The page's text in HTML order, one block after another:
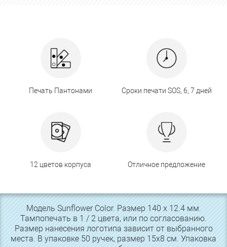
Печать Пантонами Сроки печати SOS, 6, 7 дней
12 цветов корпуса Отличное предложение
Модель Sunflower Color. Размер 140 х 12.4 мм.
Тампопечать в 1 / 2 цвета, или по согласованию.
Размер нанесения логотипа зависит от выбранного
места. В упаковке 50 ручек, размер 15х8 см. Упаковка